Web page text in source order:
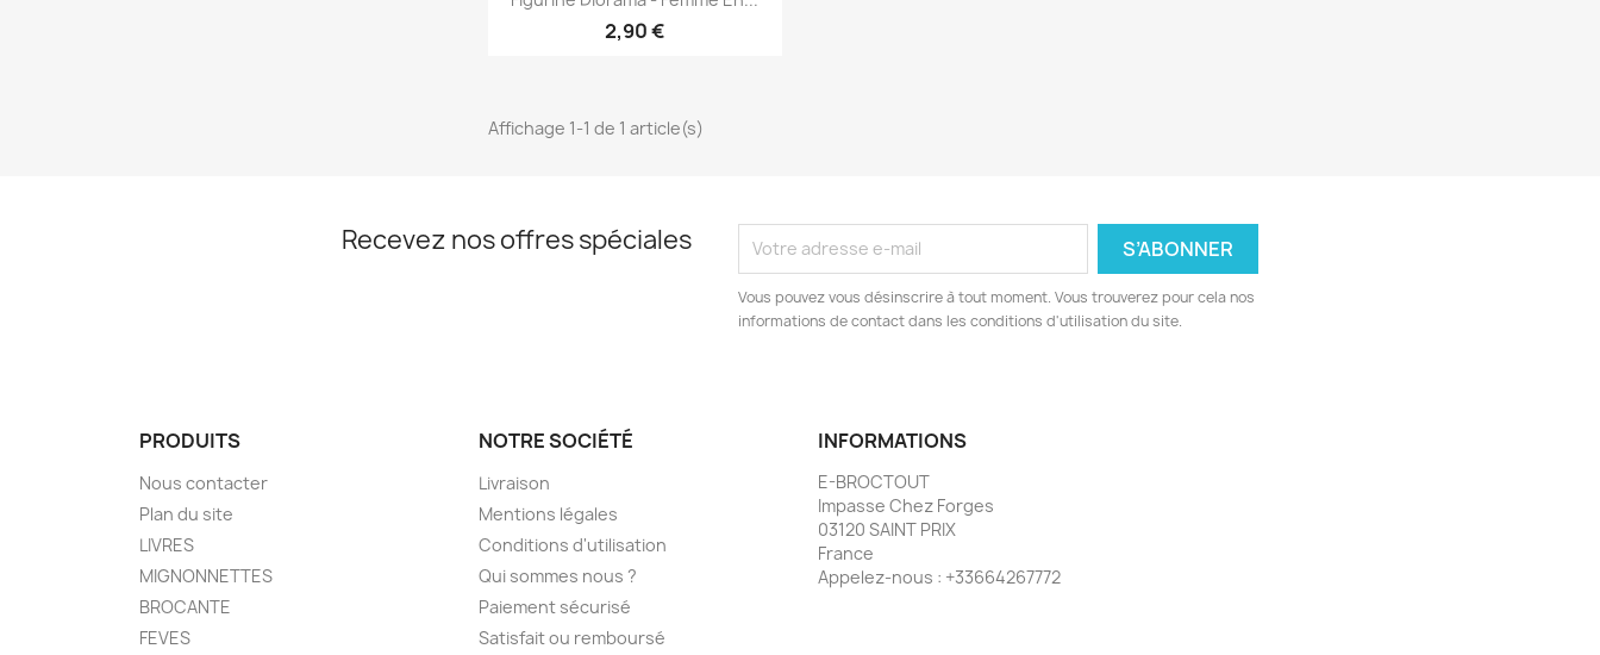
2,90 €
Affichage 1-1 de 1 article(s)
Recevez nos offres spéciales
Vous pouvez vous désinscrire à tout moment. Vous trouverez pour cela nos
informations de contact dans les conditions d'utilisation du site.
PRODUITS
Nous contacter
Plan du site
LIVRES
MIGNONNETTES
BROCANTE
FEVES
NOTRE SOCIÉTÉ
Livraison
Mentions légales
Conditions d'utilisation
Qui sommes nous ?
Paiement sécurisé
Satisfait ou remboursé
INFORMATIONS
E-BROCTOUT
Impasse Chez Forges
03120 SAINT PRIX
France
Appelez-nous : +33664267772